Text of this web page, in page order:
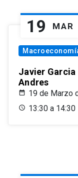
19 MAR
Javier Garcia
Andres
19 de Marzo
13:30 a 14:30